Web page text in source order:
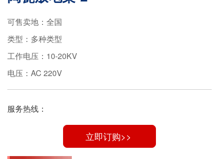
可售卖地：全国
类型：多种类型
工作电压：10-20KV
电压：AC 220V
服务热线：
立即订购>>